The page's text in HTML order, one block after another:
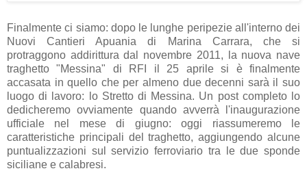
Finalmente ci siamo: dopo le lunghe peripezie all'interno dei
Nuovi Cantieri Apuania di Marina Carrara, che si
protraggono addirittura dal novembre 2011, la nuova nave
traghetto "Messina" di RFI il 25 aprile si è finalmente
accasata in quello che per almeno due decenni sarà il suo
luogo di lavoro: lo Stretto di Messina. Un post completo lo
dedicheremo ovviamente quando avverrà l'inaugurazione
ufficiale nel mese di giugno: oggi riassumeremo le
caratteristiche principali del traghetto, aggiungendo alcune
puntualizzazioni sul servizio ferroviario tra le due sponde
siciliane e calabresi.